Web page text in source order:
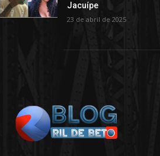
Jacuípe
23 de abril de 2025